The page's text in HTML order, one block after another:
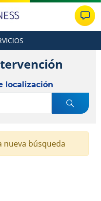
localización
nueva búsqueda